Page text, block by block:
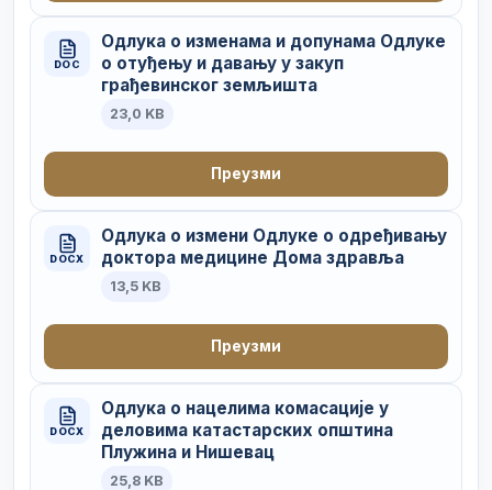
DOC
Одлука о изменама и допунама Одлуке
о отуђењу и давању у закуп
грађевинског земљишта
23,0 KB
Преузми
DOCX
Одлука о измени Одлуке о одређивању
доктора медицине Дома здравља
13,5 KB
Преузми
DOCX
Одлука о нацелима комасације у
деловима катастарских општина
Плужина и Нишевац
25,8 KB